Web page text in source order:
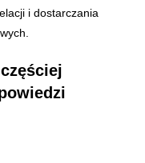
i dostarczania